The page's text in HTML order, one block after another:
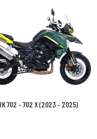
702 - 702 X (2023 - 2025)